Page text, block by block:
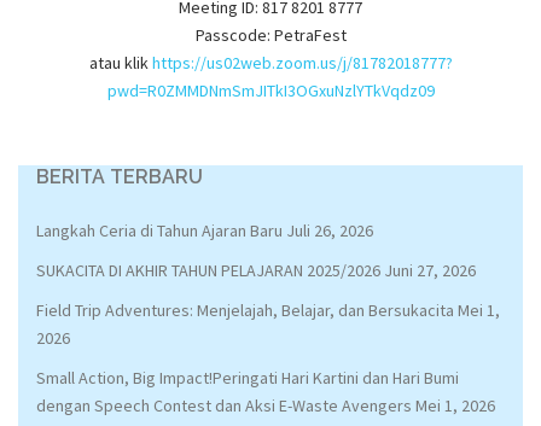
Meeting ID: 817 8201 8777
Passcode: PetraFest
atau klikhttps://us02web.zoom.us/j/81782018777?
pwd=R0ZMMDNmSmJITkI3OGxuNzlYTkVqdz09
BERITA TERBARU
Langkah Ceria di Tahun Ajaran Baru Juli 26, 2026
SUKACITA DI AKHIR TAHUN PELAJARAN 2025/2026 Juni 27, 2026
Field Trip Adventures: Menjelajah, Belajar, dan Bersukacita Mei 1,
2026
Small Action, Big Impact!Peringati Hari Kartini dan Hari Bumi
dengan Speech Contest dan Aksi E-Waste Avengers Mei 1, 2026